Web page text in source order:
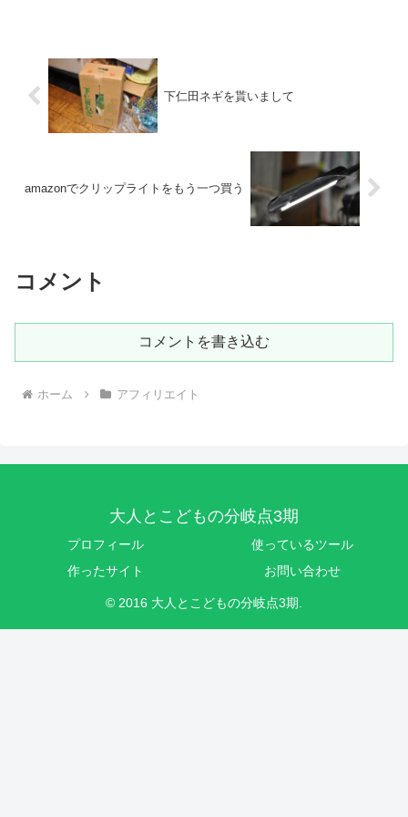
下仁田ネギを貰いまして
amazonでクリップライトをもう一つ買う
コメント
コメントを書き込む
ホーム アフィリエイト
大人とこどもの分岐点3期
プロフィール
使っているツール
作ったサイト
お問い合わせ
© 2016 大人とこどもの分岐点3期.